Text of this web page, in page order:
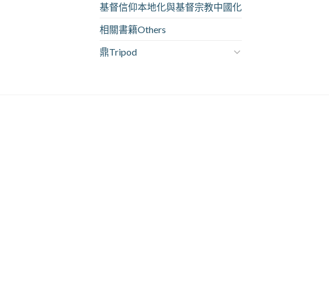
基督信仰本地化與基督宗教中國化
相關書籍Others
鼎Tripod